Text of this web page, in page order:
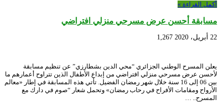
أكمل القراءة »
مسابقة أحسن عرض مسرحي منزلي افتراضي
22 أبريل، 2020 1,267
يعلن المسرح الوطني الجزائري “محي الدين بشطارزي” عن تنظيم مسابقة
لأحسن عرض مسرحي منزلي افتراضي من إبداع الأطفال الذين تتراوح أعمارهم ما
بين 06 إلى 16 سنة خلال شهر رمضان الفضيل. تأتي هذه المسابقة في إطار «معالم
الأرواح ومقامات الأفراح في رحاب رمضان» وتحمل شعار “صوم في دارك مع
المسرح.. …